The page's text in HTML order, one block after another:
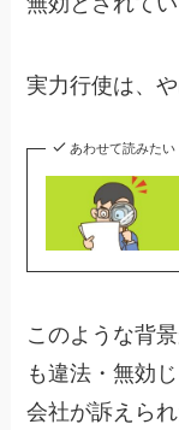
実力行使は、
あわせて読みたい
このような背
も違法・無効
会社が訴えられ